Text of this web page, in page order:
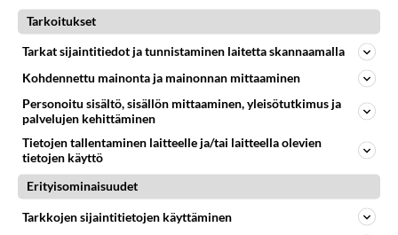
Kaurakeksit tai toiselta
nimeltään kauralastut on
taikinan sekaan halutessasi
rusinoita tai kuivattuja
marjoja!
Uunimunakas valmistuu
ripeässä puolessa tunnissa.
Teeleipä on monen eka
Tarkoitukset
Tarkat sijaintitiedot ja tunnistaminen laitetta skannaamalla
Kohdennettu mainonta ja mainonnan mittaaminen
Personoitu sisältö, sisällön mittaaminen, yleisötutkimus ja
palvelujen kehittäminen
Tietojen tallentaminen laitteelle ja/tai laitteella olevien
tietojen käyttö
Erityisominaisuudet
Tarkkojen sijaintitietojen käyttäminen